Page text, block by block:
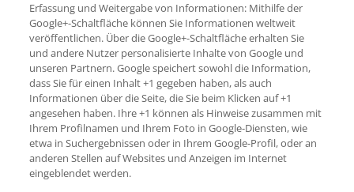
Erfassung und Weitergabe von Informationen: Mithilfe der
Google+-Schaltfläche können Sie Informationen weltweit
veröffentlichen. Über die Google+-Schaltfläche erhalten Sie
und andere Nutzer personalisierte Inhalte von Google und
unseren Partnern. Google speichert sowohl die Information,
dass Sie für einen Inhalt +1 gegeben haben, als auch
Informationen über die Seite, die Sie beim Klicken auf +1
angesehen haben. Ihre +1 können als Hinweise zusammen mit
Ihrem Profilnamen und Ihrem Foto in Google-Diensten, wie
etwa in Suchergebnissen oder in Ihrem Google-Profil, oder an
anderen Stellen auf Websites und Anzeigen im Internet
eingeblendet werden.